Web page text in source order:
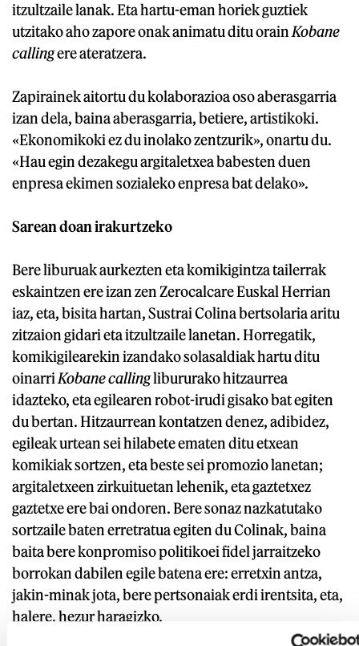
itzultzaile lanak. Eta hartu-eman horiek guztiek
utzitako aho zapore onak animatu ditu orain Kobane
callingere ateratzera.
Zapirainek aitortu du kolaborazioa oso aberasgarria
izan dela, baina aberasgarria, betiere, artistikoki.
«Ekonomikoki ez du inolako zentzurik», onartu du.
«Hau egin dezakegu argitaletxea babesten duen
enpresa ekimen sozialeko enpresa bat delako».
Sarean doan irakurtzeko
Bere liburuak aurkezten eta komikigintza tailerrak
eskaintzen ere izan zen Zerocalcare Euskal Herrian
iaz, eta, bisita hartan, Sustrai Colina bertsolaria aritu
zitzaion gidari eta itzultzaile lanetan. Horregatik,
komikigilearekin izandako solasaldiak hartu ditu
oinarri Kobane callinglibururako hitzaurrea
idazteko, eta egilearen robot-irudi gisako bat egiten
du bertan. Hitzaurrean kontatzen denez, adibidez,
egileak urtean sei hilabete ematen ditu etxean
komikiak sortzen, eta beste sei promozio lanetan;
argitaletxeen zirkuituetan lehenik, eta gaztetxez
gaztetxe ere bai ondoren. Bere sonaz nazkatutako
sortzaile baten erretratua egiten du Colinak, baina
baita bere konpromiso politikoei fidel jarraitzeko
borrokan dabilen egile batena ere: erretxin antza,
jakin-minak jota, bere pertsonaiak erdi irentsita, eta,
halere, hezur haragizko.